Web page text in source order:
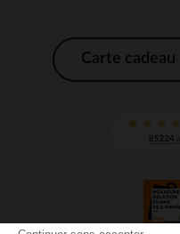
Carte cadeau